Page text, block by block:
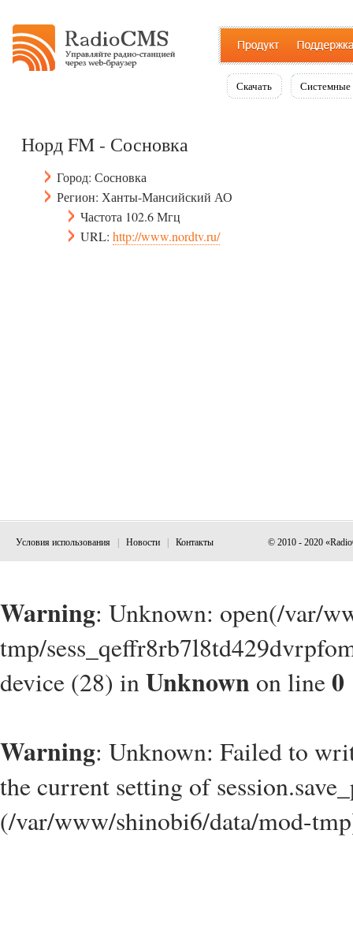
Скачать Системные
Норд FM - Сосновка
Город: Сосновка
Регион: Ханты-Мансийский АО
Частота 102.6 Мгц
URL: http://www.nordtv.ru/
Условия использования Новости Контакты © 2010 - 2020
Warning: Unknown: open(/var/
tmp/
device (28) inUnknown on line0
Warning: Unknown: Failed to
the current setting of
(/var/www/shinobi6/data/mod-